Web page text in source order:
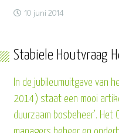
10 juni 2014
Stabiele Houtvraag
In de jubileumuitgave van
2014) staat een mooi
duurzaam bosbeheer’. Het